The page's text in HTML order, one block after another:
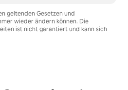
geltenden Gesetzen und
wieder ändern können. Die
ist nicht garantiert und kann sich